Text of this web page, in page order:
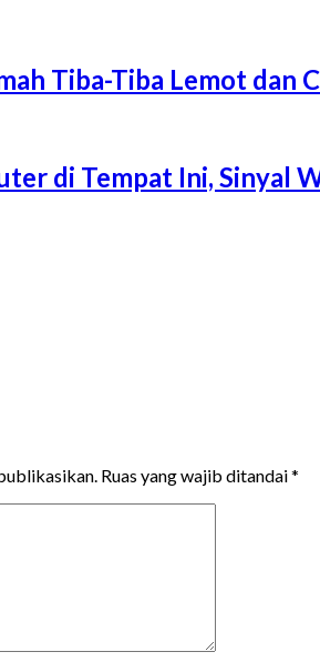
Tiba-Tiba Lemot dan
di Tempat Ini, Sinyal
Ruas yang wajib ditandai*